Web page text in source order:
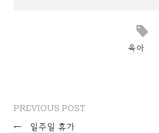
육아
PREVIOUS POST
← 일주일 휴가